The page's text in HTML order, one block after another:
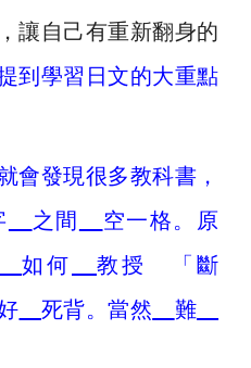
讓自己有重新翻身的
到學習日文的大重點
會發現很多教科書，
之間
空一格。原
如何
教授 「斷
死背。當然
難